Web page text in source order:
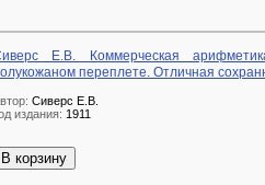
Е.В. Коммерческая
переплете. Отличная
Сиверс Е.В.
издания: 1911
В корзину